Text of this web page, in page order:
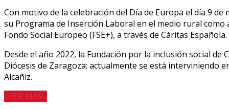
Con motivo de la celebración del Día de Europa el día 9
su Programa de Inserción Laboral en el medio rural
Fondo Social Europeo (FSE+), a través de Cáritas Española.
Desde el año 2022, la Fundación por la inclusión social
Diócesis de Zaragoza; actualmente se está interviniendo
Alcañiz.
LEER MÁS...